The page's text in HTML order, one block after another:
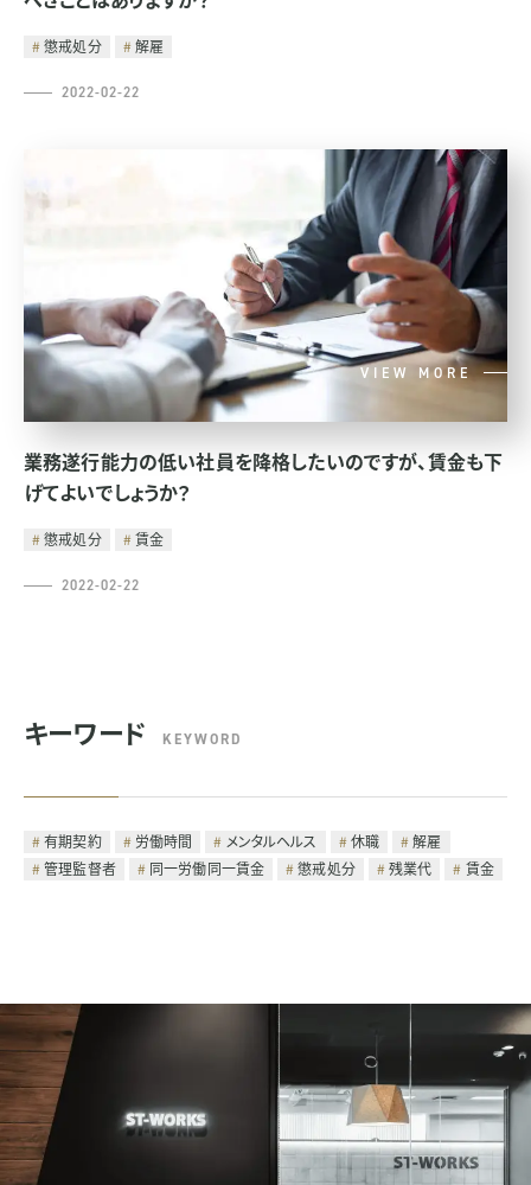
懲戒処分 解雇
2022-02-22
VIEW MORE
業務遂行能力の低い社員を降格したいのですが、賃金も下
げてよいでしょうか？
懲戒処分 賃金
2022-02-22
キーワード KEYWORD
有期契約 労働時間 メンタルヘルス 休職
解雇
管理監督者
同一労働同一賃金 懲戒処分 残業代 賃金